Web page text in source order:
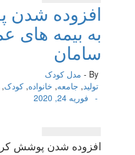
افزوده شدن
به بیمه های
سامان
By -
مدل کودک
تولید, جامعه, خانواده, کودک,
فوریه 24, 2020
-
افزوده شدن پوشش